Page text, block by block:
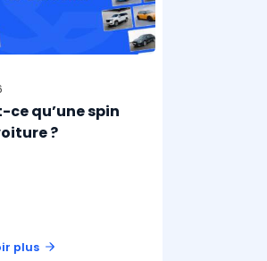
ce qu’une spin
?
plus